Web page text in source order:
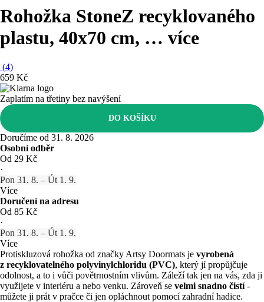
Rohožka StoneZ recyklovaného
plastu, 40x70 cm, … více
(4)
659 Kč
Zaplatím na třetiny bez navýšení
DO KOŠÍKU
Doručíme od 31. 8. 2026
Osobní odběr
Od 29 Kč
·
Pon 31. 8. – Út 1. 9.
Více
Doručení na adresu
Od 85 Kč
·
Pon 31. 8. – Út 1. 9.
Více
Protiskluzová rohožka od značky Artsy Doormats je vyrobená
z recyklovatelného polyvinylchloridu (PVC), který jí propůjčuje
odolnost, a to i vůči povětrnostním vlivům. Záleží tak jen na vás, zda ji
využijete v interiéru a nebo venku. Zároveň se velmi snadno čistí-
můžete ji prát v pračce či jen opláchnout pomocí zahradní hadice.